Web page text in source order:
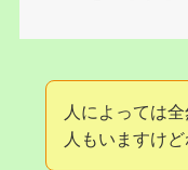
人によっては
人もいますけど